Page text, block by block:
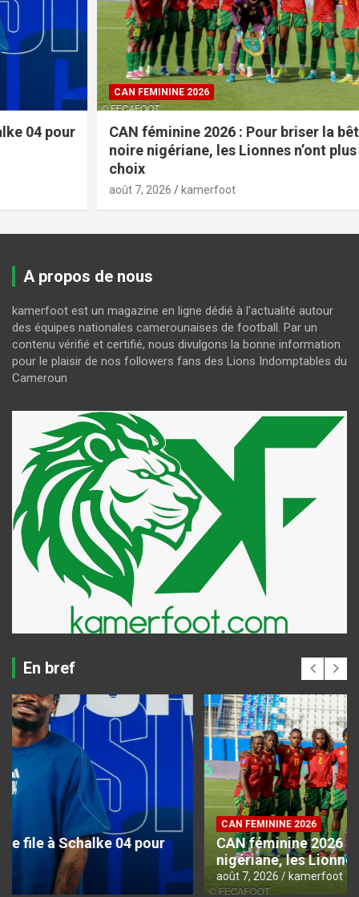
CAN FEMININE 2026
CAN féminine 2026 : Pour briser la bête
noire nigériane, les Lionnes n’ont plus le
kamerfoot
A propos de nous
kamerfoot est un magazine en ligne dédié à l'actualité autour
des équipes nationales camerounaises de football. Par un
contenu vérifié et certifié, nous divulgons la bonne information
pour le plaisir de nos followers fans des Lions Indomptables du
Cameroun
En bref
CAN FEMININE 2026
CAN féminine 2026 : Pour briser la bête noire
nigériane, les Lionnes n’ont plus le choix
août 7, 2026